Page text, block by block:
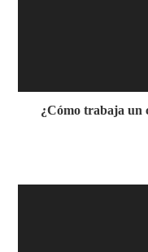
¿Cómo trabaja un